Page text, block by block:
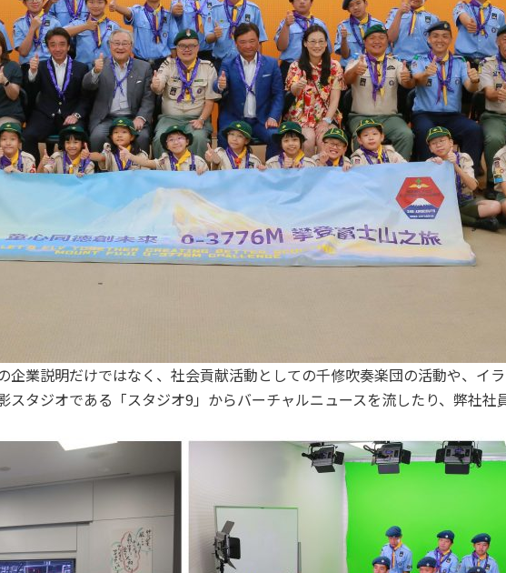
企業説明だけではなく、社会貢献活動としての千修吹奏楽団の活動や、イ
スタジオである「スタジオ9」からバーチャルニュースを流したり、弊社